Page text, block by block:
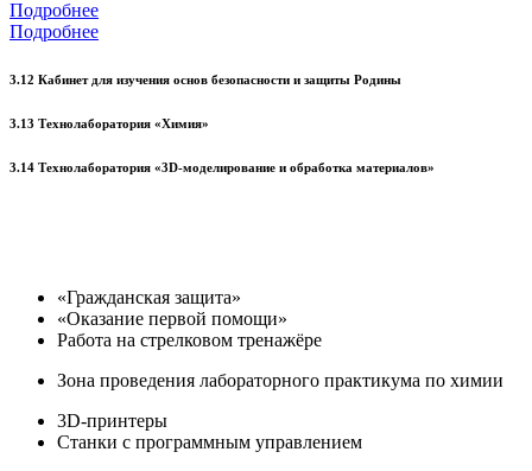
Подробнее
Подробнее
3.12 Кабинет для изучения основ безопасности и защиты Родины
3.13 Технолаборатория «Химия»
3.14 Технолаборатория «3D-моделирование и обработка материалов»
«Гражданская защита»
«Оказание первой помощи»
Работа на стрелковом тренажёре
Зона проведения лабораторного практикума по химии
3D-принтеры
Станки с программным управлением